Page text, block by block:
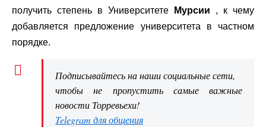
получить степень в Университете
Мурсии , к чему
добавляется предложение университета в частном
порядке.
Подписывайтесь на наши социальные сети,
чтобы не пропустить самые важные
новости Торревьехи!
Telegram для общения